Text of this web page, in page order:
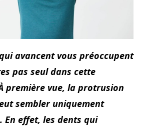
avancent vous préoccupent
pas seul dans cette
première vue, la protrusion
sembler uniquement
En effet, les dents qui